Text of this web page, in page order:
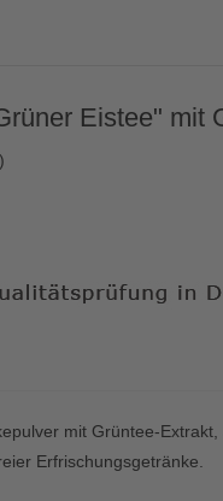
Eistee"
mit Grüntee-
Erfrischungsgetränke.